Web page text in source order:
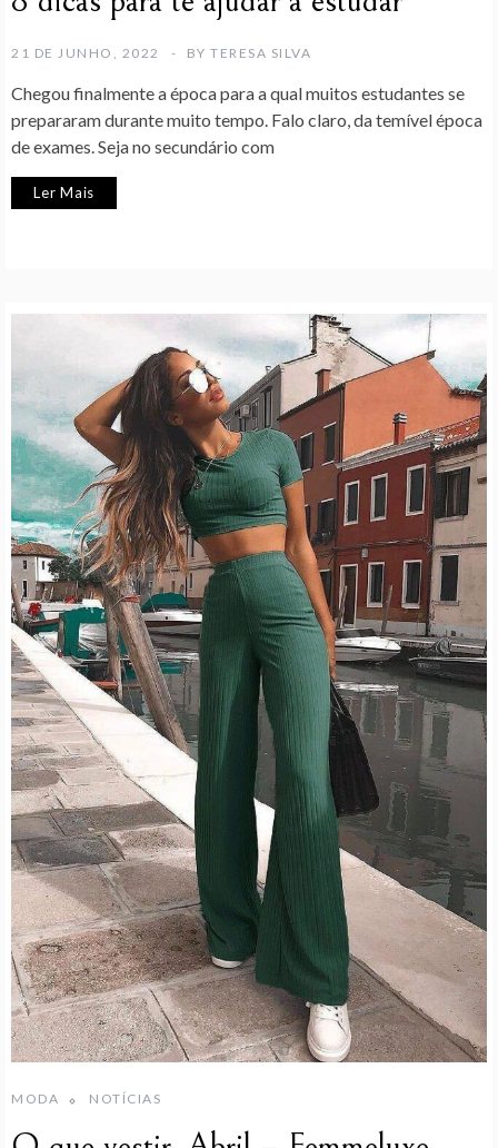
21 DE JUNHO, 2022 BY TERESA SILVA
Chegou finalmente a época para a qual muitos estudantes se
prepararam durante muito tempo. Falo claro, da temível época
de exames. Seja no secundário com
Ler Mais
MODA NOTÍCIAS